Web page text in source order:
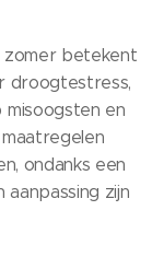
zomer betekent
droogtestress,
en
ondanks een
aanpassing zijn